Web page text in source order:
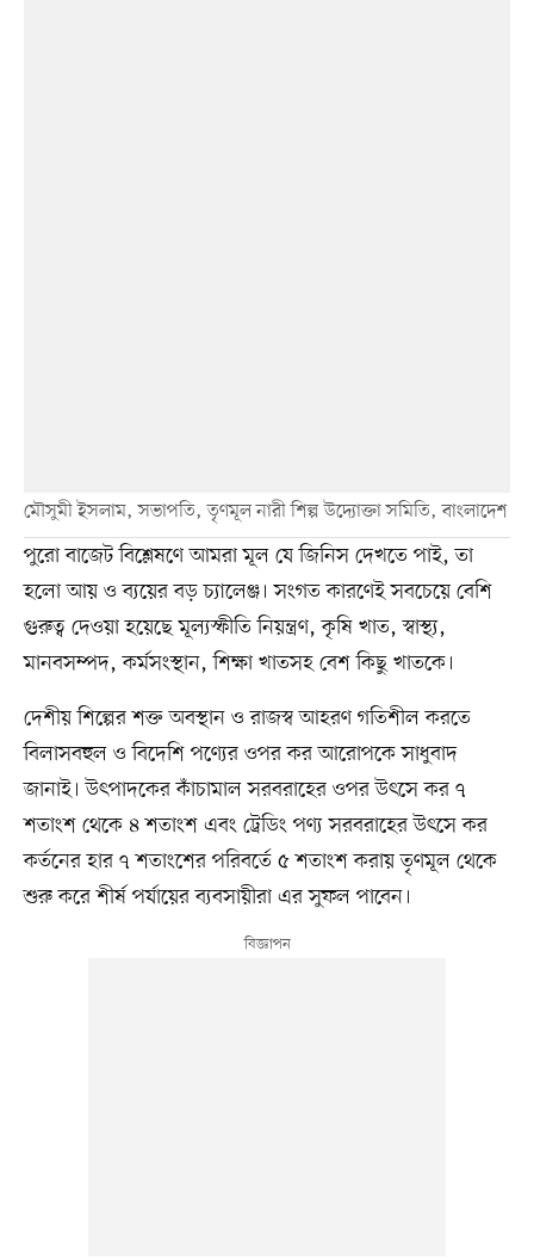
মৌসুমী ইসলাম, সভাপতি, তৃণমূল নারী শিল্প উদ্যোক্তা সমিতি, বাংলাদেশ
পুরো বাজেট বিশ্লেষণে আমরা মূল যে জিনিস দেখতে পাই, তা
হলো আয় ও ব্যয়ের বড় চ্যালেঞ্জ। সংগত কারণেই সবচেয়ে বেশি
গুরুত্ব দেওয়া হয়েছে মূল্যস্ফীতি নিয়ন্ত্রণ, কৃষি খাত, স্বাস্থ্য,
মানবসম্পদ, কর্মসংস্থান, শিক্ষা খাতসহ বেশ কিছু খাতকে।
দেশীয় শিল্পের শক্ত অবস্থান ও রাজস্ব আহরণ গতিশীল করতে
বিলাসবহুল ও বিদেশি পণ্যের ওপর কর আরোপকে সাধুবাদ
জানাই। উৎপাদকের কাঁচামাল সরবরাহের ওপর উৎসে কর ৭
শতাংশ থেকে ৪ শতাংশ এবং ট্রেডিং পণ্য সরবরাহের উৎসে কর
কর্তনের হার ৭ শতাংশের পরিবর্তে ৫ শতাংশ করায় তৃণমূল থেকে
শুরু করে শীর্ষ পর্যায়ের ব্যবসায়ীরা এর সুফল পাবেন।